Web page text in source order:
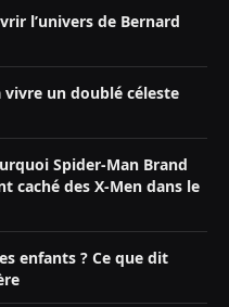
l’univers de Bernard
vivre un doublé céleste
Spider-Man Brand
caché des X-Men dans le
enfants ? Ce que dit